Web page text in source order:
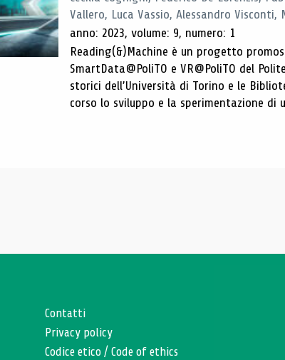
Vallero, Luca Vassio, Alessandro Visconti,
anno: 2023, volume: 9, numero: 1
Reading(&)Machine è un progetto
SmartData@PoliTO e VR@PoliTO del
storici dell’Università di Torino e le
corso lo sviluppo e la sperimentazione di
Contatti
Privacy policy
Codice etico /Code of ethics